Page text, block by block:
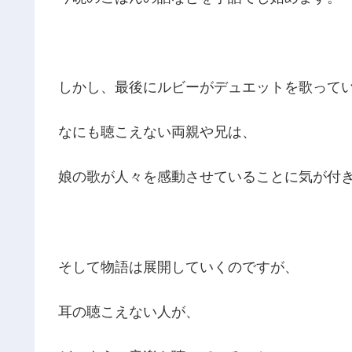
しかし、最後にルビーがデュエットを歌って
なにも聴こえない両親や兄は、
娘の歌が人々を感動させていることに気が付き
そして物語は展開していくのですが、
耳の聴こえない人が、